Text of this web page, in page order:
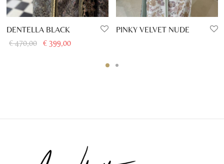
DENTELLA BLACK
€470,00
Le prix
€399,00
PINKY VELVET NUDE